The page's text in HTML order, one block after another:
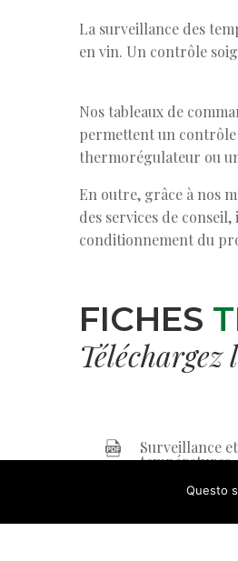
La surveillance des
en vin. Un contrôle
Nos tableaux de
permettent un contrôle
thermorégulateur ou
En outre, grâce à nos
des services de
conditionnement du
FICHES
Surveillance
températures
Questo